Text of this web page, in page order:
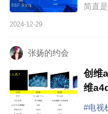
简直
但
2024-12-29
张扬的约会
创维
维
#电视